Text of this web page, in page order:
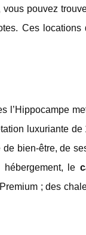
vous pouvez
Ces
l’Hippocampe
luxuriante
bien-être, de
le
; des